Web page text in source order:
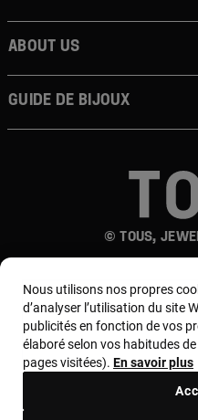
© TOUS,
About us
Guide de bijoux
Pays et
Nous utilisons nos propres
d’analyser l’utilisation du site
publicités en fonction de vos
élaboré selon vos habitudes
pages visitées). En savoir plus